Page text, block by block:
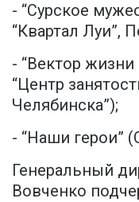
- “Сурское
“Квартал Луи”,
- “Вектор
“Центр
Челябинска”);
- “Наши герои”
Генеральный
Вовченко